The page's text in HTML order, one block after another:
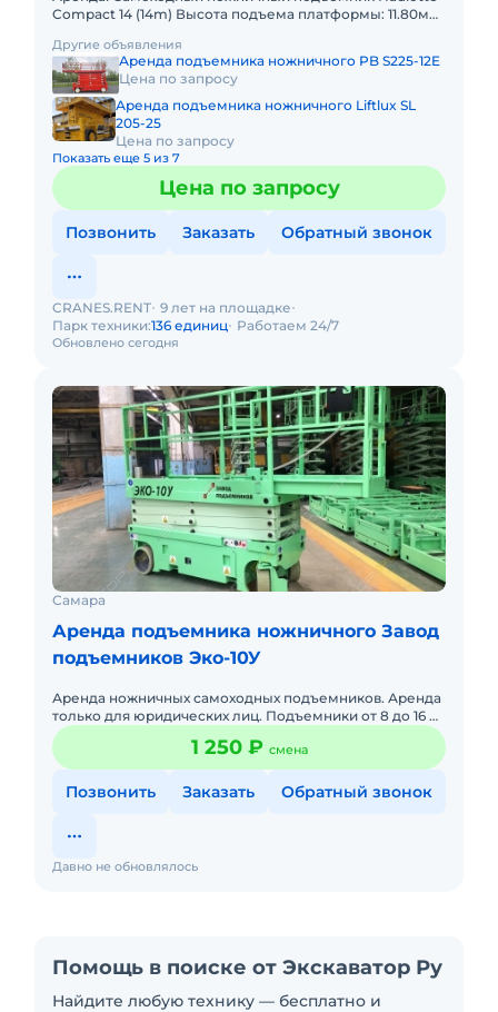
Compact 14 (14m) Высота подъема платформы: 11.80м
платформы:
Другие объявления
Аренда подъемника ножничного PB S225-12E
Цена по запросу
Аренда подъемника ножничного Liftlux SL
205-25
Цена по запросу
Показать еще 5 из 7
Цена по запросу
Позвонить Заказать Обратный звонок
Обновлено сегодня
CRANES.RENT 9 лет на площадке
Парк техники:136 единиц Работаем 24/7
Самара
Аренда подъемника ножничного Завод
подъемников Эко-10У
Аренда ножничных самоходных подъемников. Аренда
только для юридических лиц. Подъемники от 8 до 16 м,
работаем по всей самарской области, также
осуществляется до
1 250 ₽ смена
Позвонить Заказать Обратный звонок
Давно не обновлялось
Помощь в поиске от Экскаватор Ру
Найдите любую технику — бесплатно и